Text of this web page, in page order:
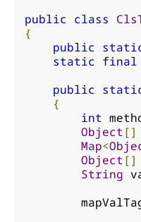
public class
{
public
static final
public
{
int
Object[]
Map<
Object[]
String